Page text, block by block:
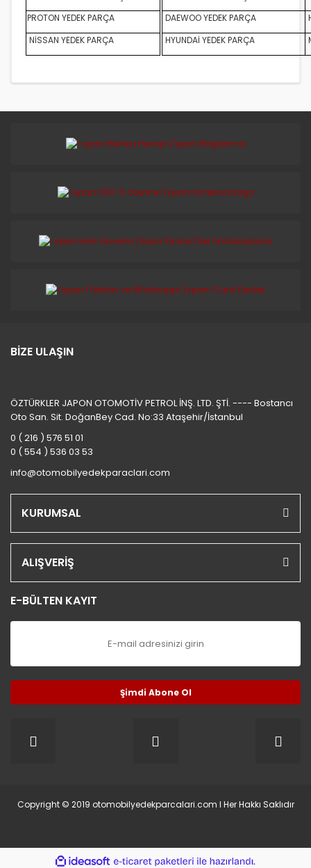
PROTON YEDEK PARÇA
DAEWOO YEDEK PARÇA
NİSSAN YEDEK PARÇA
HYUNDAİ YEDEK PARÇA
BİZE ULAŞIN
ÖZTÜRKLER JAPON OTOMOTİV PETROL İNŞ. LTD. ŞTİ. ---- Bostancı
Oto San. Sit. DoğanBey Cad. No:33 Ataşehir/İstanbul
0 ( 216 ) 576 51 01
0 ( 554 ) 536 03 53
info@otomobilyedekparaclari.com
KURUMSAL
ALIŞVERİŞ
E-BÜLTEN KAYIT
Şimdi Abone Ol
Copyright © 2019 otomobilyedekparcalari.com l Her Hakkı Saklıdır
ideasoft e-